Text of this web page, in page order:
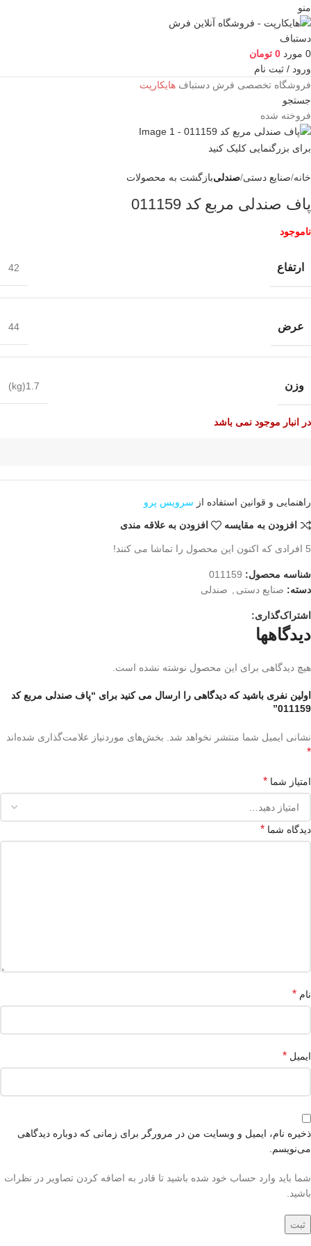
منو
0 مورد 0 تومان
ورود / ثبت نام
فروشگاه تخصصی فرش دستباف هایکارپت
جستجو
فروخته شده
برای بزرگنمایی کلیک کنید
خانه صنایع دستی صندلیبازگشت به محصولات
پاف صندلی مربع کد 011159
ناموجود
ارتفاع 42
عرض 44
وزن 1.7(kg)
در انبار موجود نمی باشد
راهنمایی و قوانین استفاده از سرویس پرو
افزودن به مقایسه افزودن به علاقه مندی
5 افرادی که اکنون این محصول را تماشا می کنند!
شناسه محصول: 011159
دسته: صنایع دستی صندلی
اشتراک‌گذاری:
دیدگاهها
هیچ دیدگاهی برای این محصول نوشته نشده است.
اولین نفری باشید که دیدگاهی را ارسال می کنید برای “پاف صندلی مربع کد
011159”
نشانی ایمیل شما منتشر نخواهد شد. بخش‌های موردنیاز علامت‌گذاری شده‌اند
*
امتیاز شما *
دیدگاه شما *
نام *
ایمیل *
ذخیره نام، ایمیل و وبسایت من در مرورگر برای زمانی که دوباره دیدگاهی
می‌نویسم.
شما باید وارد حساب خود شده باشید تا قادر به اضافه کردن تصاویر در نظرات
باشید.